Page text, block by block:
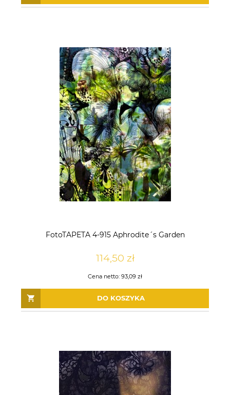
FotoTAPETA 4-915 Aphrodite´s Garden
114,50 zł
Cena netto: 93,09 zł
DO KOSZYKA